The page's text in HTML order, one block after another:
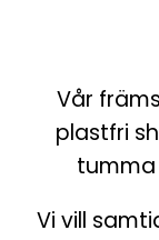
Vår
plastfri
tumma
Vi vill